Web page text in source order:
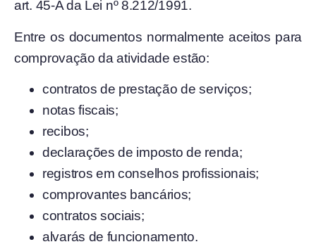
art. 45-A da Lei nº 8.212/1991.
Entre os documentos normalmente aceitos para
comprovação da atividade estão:
contratos de prestação de serviços;
notas fiscais;
recibos;
declarações de imposto de renda;
registros em conselhos profissionais;
comprovantes bancários;
contratos sociais;
alvarás de funcionamento.